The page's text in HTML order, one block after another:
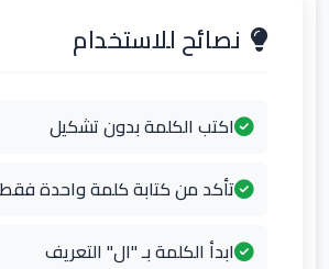
نصائح للاستخدام
اكتب الكلمة بدون تشكيل
تأكد من كتابة كلمة واحدة فقط
ابدأ الكلمة بـ "ال" التعريف